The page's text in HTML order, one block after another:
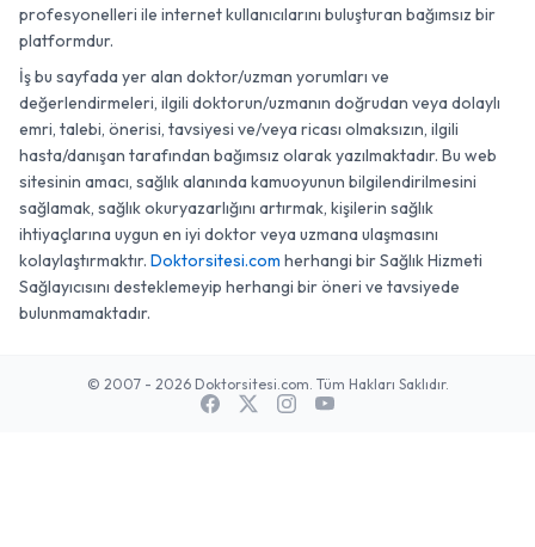
profesyonelleri ile internet kullanıcılarını buluşturan bağımsız bir
platformdur.
İş bu sayfada yer alan doktor/uzman yorumları ve
değerlendirmeleri, ilgili doktorun/uzmanın doğrudan veya dolaylı
emri, talebi, önerisi, tavsiyesi ve/veya ricası olmaksızın, ilgili
hasta/danışan tarafından bağımsız olarak yazılmaktadır. Bu web
sitesinin amacı, sağlık alanında kamuoyunun bilgilendirilmesini
sağlamak, sağlık okuryazarlığını artırmak, kişilerin sağlık
ihtiyaçlarına uygun en iyi doktor veya uzmana ulaşmasını
kolaylaştırmaktır. Doktorsitesi.com herhangi bir Sağlık Hizmeti
Sağlayıcısını desteklemeyip herhangi bir öneri ve tavsiyede
bulunmamaktadır.
© 2007 - 2026 Doktorsitesi.com. Tüm Hakları Saklıdır.